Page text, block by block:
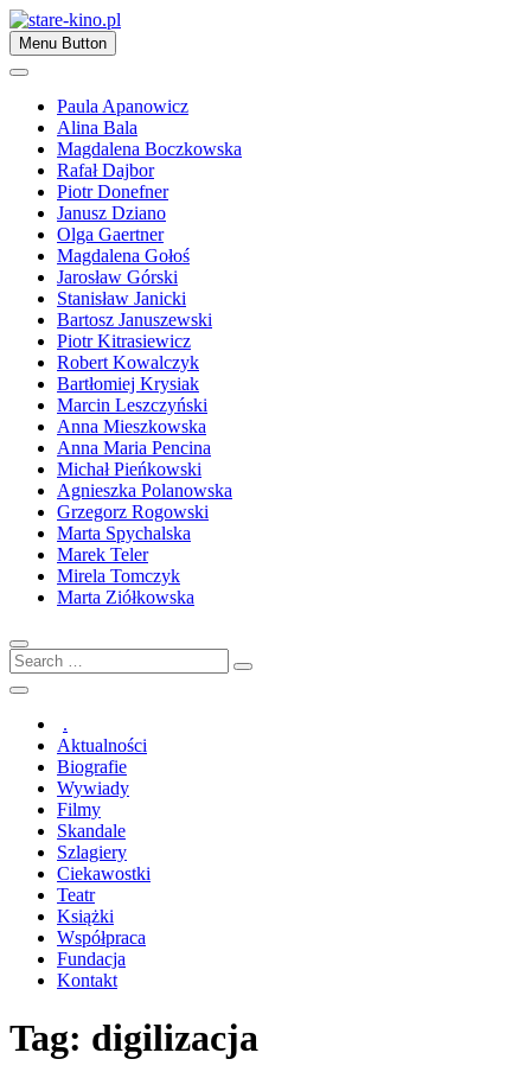
Skip
to
content
stare-kino.pl
Zapraszamy
Menu Button
Paula Apanowicz
Alina Bala
Magdalena Boczkowska
Rafał Dajbor
Piotr Donefner
Janusz Dziano
Olga Gaertner
Magdalena Gołoś
Jarosław Górski
Stanisław Janicki
Bartosz Januszewski
Piotr Kitrasiewicz
Robert Kowalczyk
Bartłomiej Krysiak
Marcin Leszczyński
Anna Mieszkowska
Anna Maria Pencina
Michał Pieńkowski
Agnieszka Polanowska
Grzegorz Rogowski
Marta Spychalska
Marek Teler
Mirela Tomczyk
Marta Ziółkowska
Search
…
.
Aktualności
Biografie
Wywiady
Filmy
Skandale
Szlagiery
Ciekawostki
Teatr
Książki
Współpraca
Fundacja
Kontakt
Tag: digilizacja